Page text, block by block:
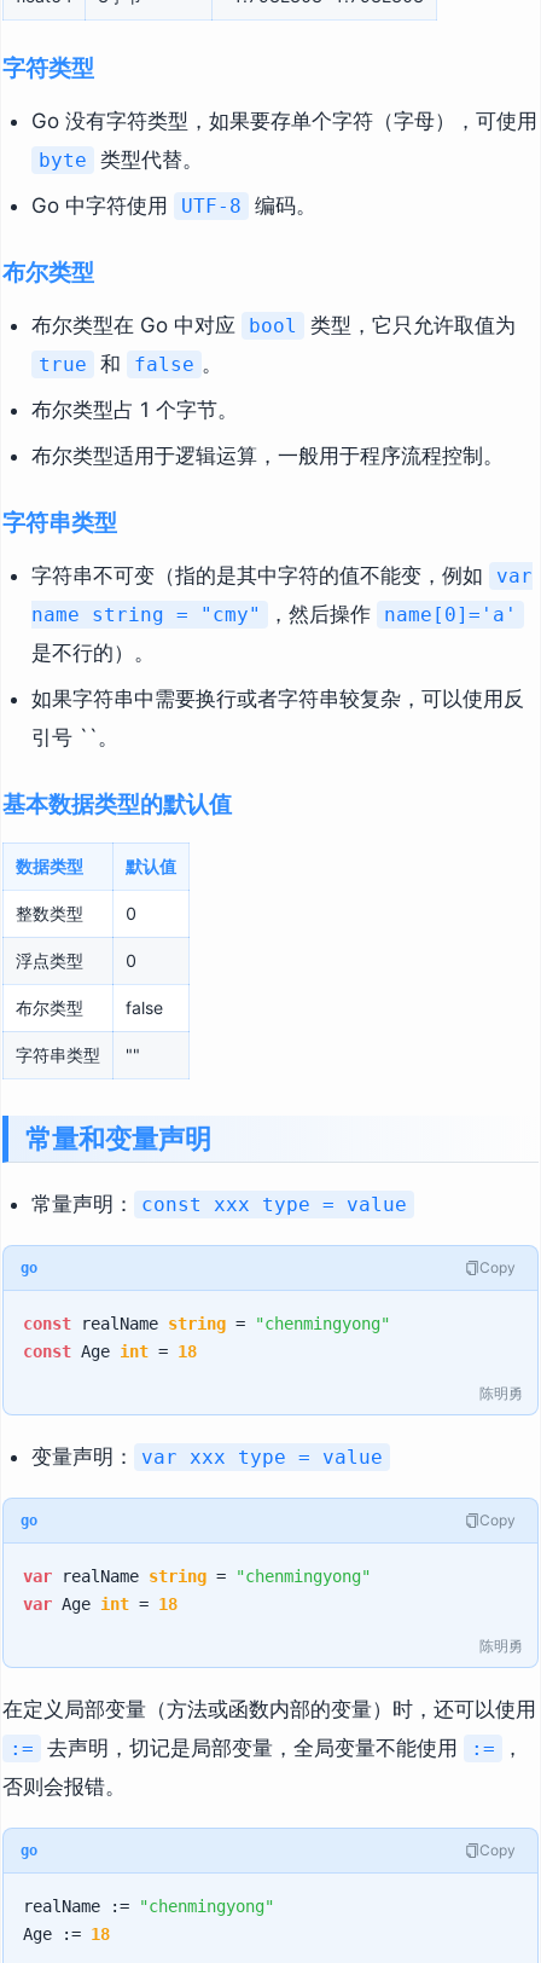
字符类型
Go 没有字符类型，如果要存单个字符（字母），可使用
byte
类型代替。
Go 中字符使用
UTF-8 编码。
布尔类型
布尔类型在 Go 中对应 bool 类型，它只允许取值为
true 和 false 。
布尔类型占 1 个字节。
布尔类型适用于逻辑运算，一般用于程序流程控制。
字符串类型
字符串不可变（指的是其中字符的值不能变，例如
var
name string = "cmy"
，然后操作 name[0]='a'
是不行的）。
如果字符串中需要换行或者字符串较复杂，可以使用反
引号 ``。
基本数据类型的默认值
数据类型 默认值
整数类型 0
浮点类型 0
布尔类型 false
字符串类型 ""
常量和变量声明
常量声明： const xxx type = value
go Copy
const realName string =
"chenmingyong"
const Age int = 18
陈明勇
变量声明： var xxx type = value
go Copy
var realName string =
"chenmingyong"
var Age int = 18
陈明勇
在定义局部变量（方法或函数内部的变量）时，还可以使用
:= 去声明，切记是局部变量，全局变量不能使用 :=
，
否则会报错。
go Copy
realName :=
"chenmingyong"
Age := 18